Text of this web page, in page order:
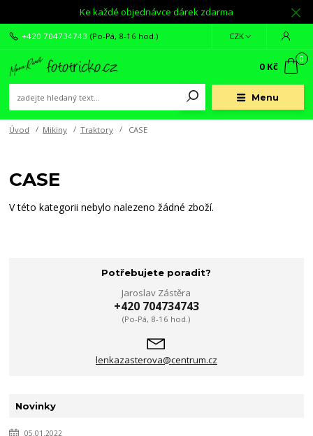
Ke každé objednávce dárek zdarma
Menu
CZK
+420 704734743 (Po-Pá, 8-16 hod.)
0
0 Kč
Úvod Mikiny Traktory CASE
CASE
V této kategorii nebylo nalezeno žádné zboží.
Potřebujete poradit?
Jaroslav Zástěra
+420 704734743
(Po-Pá, 8-16 hod.)
lenkazasterova@centrum.cz
Novinky
05.01.2022